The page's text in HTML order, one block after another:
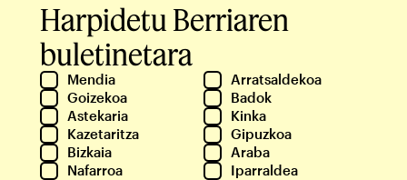
Harpidetu Berriaren
buletinetara
Mendia
Arratsaldekoa
Goizekoa
Badok
Astekaria
Kinka
Kazetaritza
Gipuzkoa
Bizkaia
Araba
Nafarroa
Iparraldea